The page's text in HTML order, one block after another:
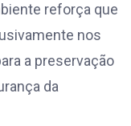
reforça que
nos
a preservação
da